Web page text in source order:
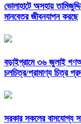
ভোলাহাটে অসহায়
মানবেতর জীবনযাপন করছে
বড়াইগ্রামে ৩৬ জুলাই
চলচিত্র/প্রামাণ্য চিত্র
সরকার সকলের বাসযোগ্য